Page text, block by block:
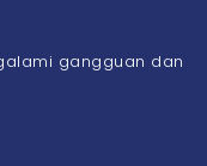
gangguan dan